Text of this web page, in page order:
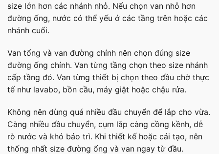
size lớn hơn các nhánh nhỏ. Nếu chọn van nhỏ hơn
đường ống, nước có thể yếu ở các tầng trên hoặc các
nhánh cuối.
Van tổng và van đường chính nên chọn đúng size
đường ống chính. Van từng tầng chọn theo size nhánh
cấp tầng đó. Van từng thiết bị chọn theo đầu chờ thực
tế như lavabo, bồn cầu, máy giặt hoặc chậu rửa.
Không nên dùng quá nhiều đầu chuyển để lắp cho vừa.
Càng nhiều đầu chuyển, cụm lắp càng cồng kềnh, dễ
rò nước và khó bảo trì. Khi thiết kế hoặc cải tạo, nên
thống nhất size đường ống và van ngay từ đầu.